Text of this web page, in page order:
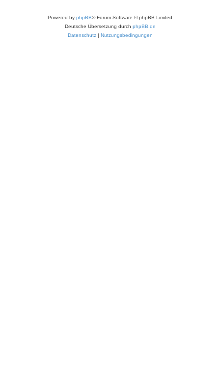
Powered by phpBB® Forum Software © phpBB Limited
Deutsche Übersetzung durch phpBB.de
Datenschutz | Nutzungsbedingungen